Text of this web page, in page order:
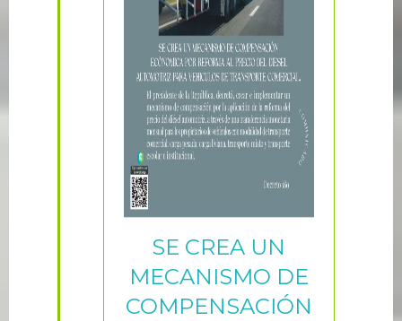
SE CREA UN
MECANISMO DE
COMPENSACIÓN